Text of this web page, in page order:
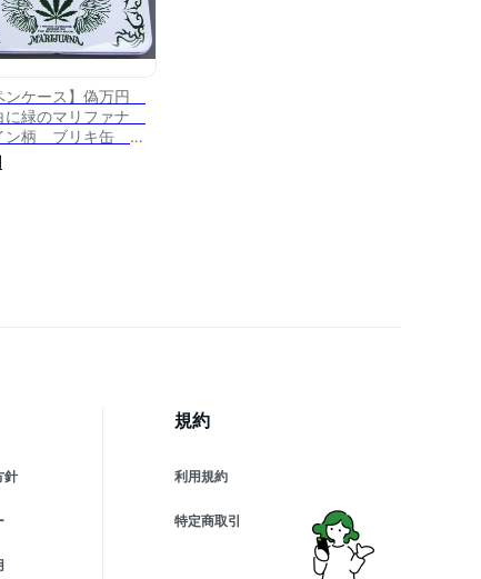
ンケース】偽万円
緑のマリファナ
ン柄 ブリキ缶 カ
ース
針
規約
利用規約
特定商取引